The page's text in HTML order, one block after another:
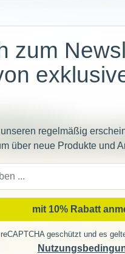
zum
regelmäßig
über neue Produkte und
Adresse
mit 10% Rabatt
geschützt und es